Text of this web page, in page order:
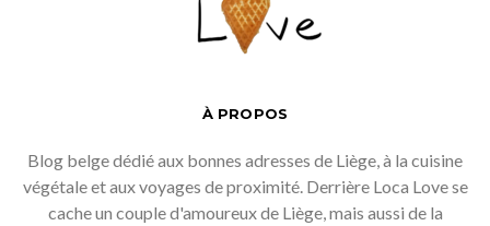
À PROPOS
Blog belge dédié aux bonnes adresses de Liège, à la cuisine
végétale et aux voyages de proximité. Derrière Loca Love se
cache un couple d'amoureux de Liège, mais aussi de la